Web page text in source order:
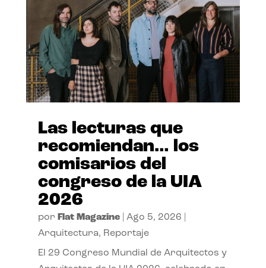
Las lecturas que
recomiendan… los
comisarios del
congreso de la UIA
2026
por Flat Magazine| Ago 5, 2026
Arquitectura, Reportaje
El 29 Congreso Mundial de Arquitectos y